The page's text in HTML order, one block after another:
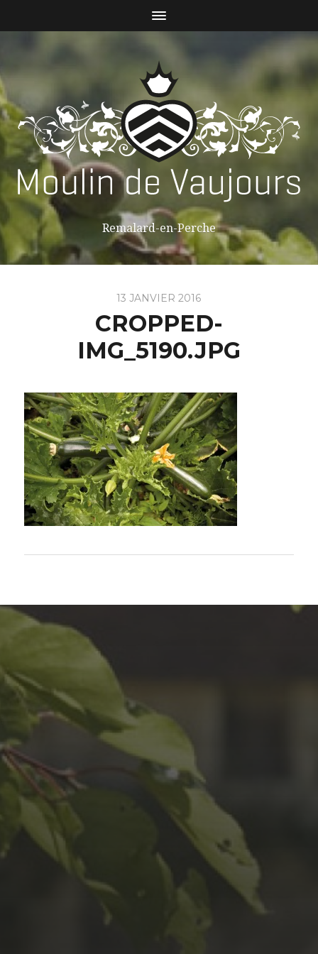
Remalard-en-Perche
13 JANVIER 2016
CROPPED-
IMG_5190.JPG